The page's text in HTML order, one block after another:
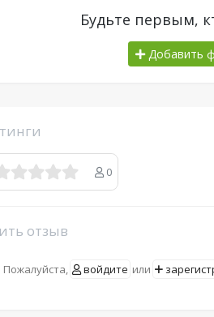
Будьте первым,
Добавить
0
отзыв
Пожалуйста, войдите или